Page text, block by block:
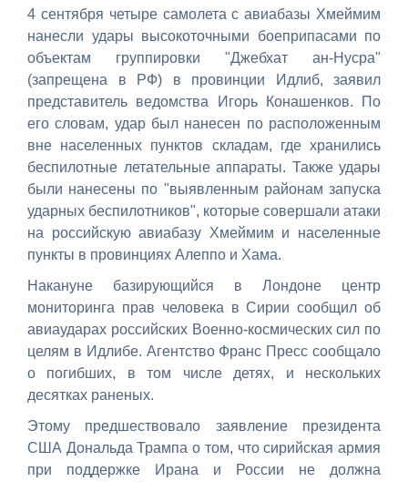
4 сентября четыре самолета с авиабазы Хмеймим
нанесли удары высокоточными боеприпасами по
объектам группировки "Джебхат ан-Нусра"
(запрещена в РФ) в провинции Идлиб, заявил
представитель ведомства Игорь Конашенков. По
его словам, удар был нанесен по расположенным
вне населенных пунктов складам, где хранились
беспилотные летательные аппараты. Также удары
были нанесены по "выявленным районам запуска
ударных беспилотников", которые совершали атаки
на российскую авиабазу Хмеймим и населенные
пункты в провинциях Алеппо и Хама.
Накануне базирующийся в Лондоне центр
мониторинга прав человека в Сирии сообщил об
авиаударах российских Военно-космических сил по
целям в Идлибе. Агентство Франс Пресс сообщало
о погибших, в том числе детях, и нескольких
десятках раненых.
Этому предшествовало заявление президента
США Дональда Трампа о том, что сирийская армия
при поддержке Ирана и России не должна